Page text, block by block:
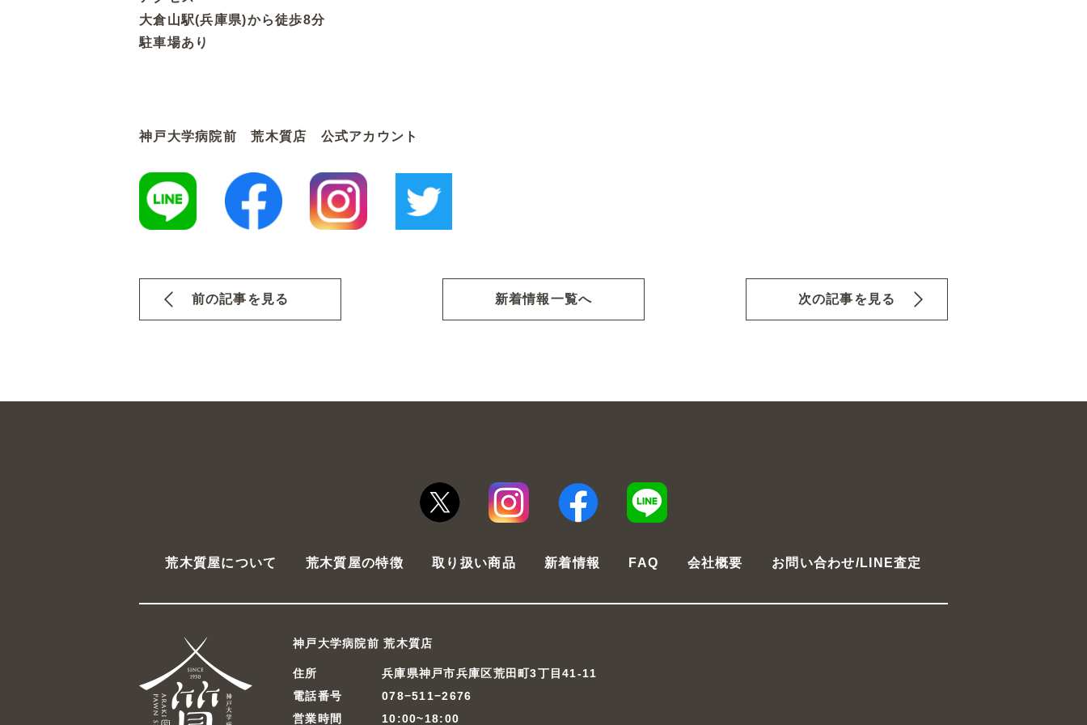
大倉山駅(兵庫県)から徒歩8分
駐車場あり
神戸大学病院前 荒木質店 公式アカウント
前の記事を見る 新着情報一覧へ 次の記事を見る
荒木質屋について 荒木質屋の特徴 取り扱い商品 新着情報 FAQ 会社概要 お問い合わせ/LINE査定
神戸大学病院前 荒木質店
住所
兵庫県神戸市兵庫区荒田町3丁目41-11
電話番号
078−511−2676
営業時間
10:00~18:00